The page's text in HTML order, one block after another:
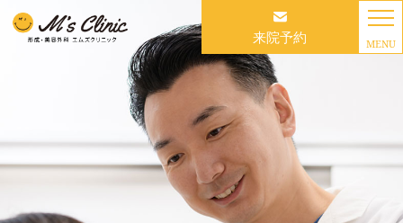
来院予約 MENU